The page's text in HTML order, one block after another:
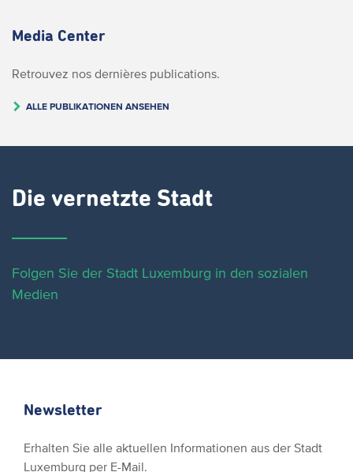
Media Center
Retrouvez nos dernières publications.
ALLE PUBLIKATIONEN ANSEHEN
Die vernetzte Stadt
Folgen Sie der Stadt Luxemburg in den sozialen
Medien
Newsletter
Erhalten Sie alle aktuellen Informationen aus der Stadt
Luxemburg per E-Mail.